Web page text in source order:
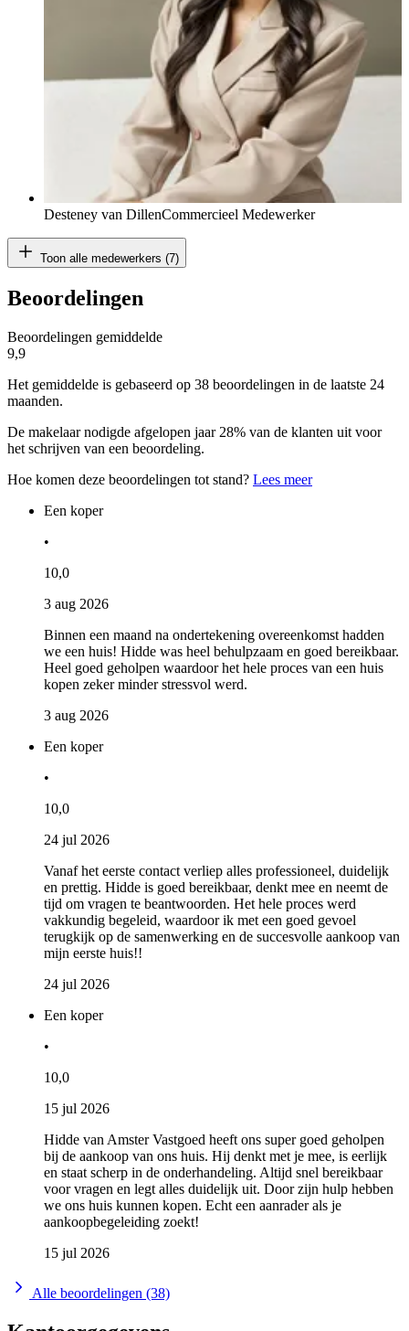
Desteney van DillenCommercieel Medewerker
Toon alle medewerkers (7)
Beoordelingen
Beoordelingen gemiddelde
9,9
Het gemiddelde is gebaseerd op 38 beoordelingen in de laatste 24
maanden.
De makelaar nodigde afgelopen jaar 28% van de klanten uit voor
het schrijven van een beoordeling.
Hoe komen deze beoordelingen tot stand? Lees meer
Een koper
•
10,0
3 aug 2026
Binnen een maand na ondertekening overeenkomst hadden
we een huis! Hidde was heel behulpzaam en goed bereikbaar.
Heel goed geholpen waardoor het hele proces van een huis
kopen zeker minder stressvol werd.
3 aug 2026
Een koper
•
10,0
24 jul 2026
Vanaf het eerste contact verliep alles professioneel, duidelijk
en prettig. Hidde is goed bereikbaar, denkt mee en neemt de
tijd om vragen te beantwoorden. Het hele proces werd
vakkundig begeleid, waardoor ik met een goed gevoel
terugkijk op de samenwerking en de succesvolle aankoop van
mijn eerste huis!!
24 jul 2026
Een koper
•
10,0
15 jul 2026
Hidde van Amster Vastgoed heeft ons super goed geholpen
bij de aankoop van ons huis. Hij denkt met je mee, is eerlijk
en staat scherp in de onderhandeling. Altijd snel bereikbaar
voor vragen en legt alles duidelijk uit. Door zijn hulp hebben
we ons huis kunnen kopen. Echt een aanrader als je
aankoopbegeleiding zoekt!
15 jul 2026
Alle beoordelingen (38)